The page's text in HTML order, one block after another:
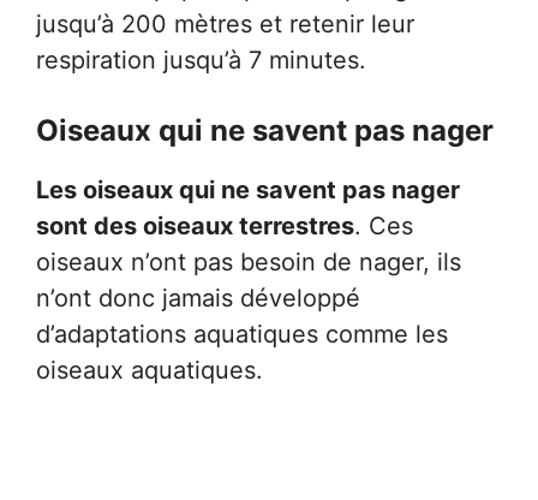
jusqu’à 200 mètres et retenir leur
respiration jusqu’à 7 minutes.
Oiseaux qui ne savent pas nager
Les oiseaux qui ne savent pas nager
sont des oiseaux terrestres. Ces
oiseaux n’ont pas besoin de nager, ils
n’ont donc jamais développé
d’adaptations aquatiques comme les
oiseaux aquatiques.